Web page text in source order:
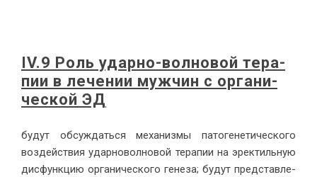
IV.9 Роль удар­но-вол­но­вой те­ра­
пии в ле­че­нии муж­чин с ор­га­ни­
че­ской ЭД
бу­дут об­суж­дать­ся ме­ха­низ­мы па­то­ге­не­ти­че­ско­го
воз­дей­ствия удар­но­вол­но­вой те­ра­пии на эрек­тиль­ную
дис­функ­цию ор­га­ни­че­ско­го ге­не­за; бу­дут пред­став­ле­